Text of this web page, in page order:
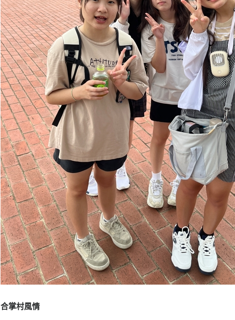
合掌村風情